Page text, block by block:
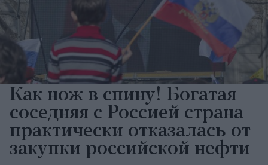
Как нож в спину! Богатая
соседняя с Россией страна
практически отказалась от
закупки российской нефти